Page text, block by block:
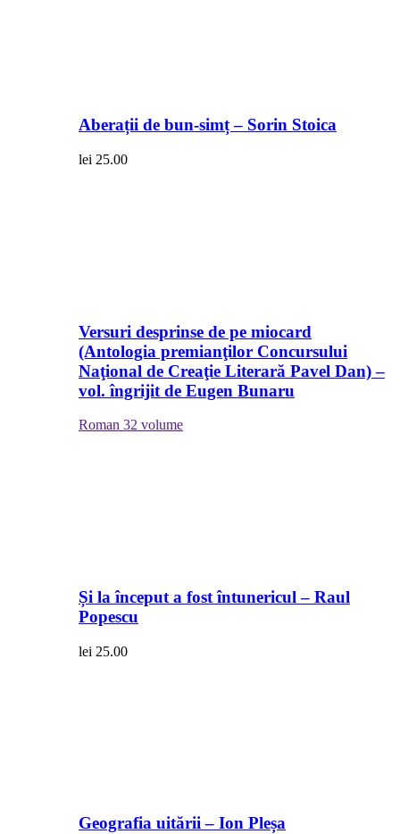
Aberații de bun-simț – Sorin Stoica
lei 25.00
Versuri desprinse de pe miocard
(Antologia premianţilor Concursului
Naţional de Creaţie Literară Pavel Dan) –
vol. îngrijit de Eugen Bunaru
Roman 32 volume
Și la început a fost întunericul – Raul
Popescu
lei 25.00
Geografia uitării – Ion Pleșa